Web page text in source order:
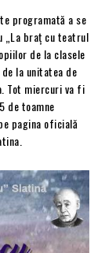
programată a se
„La braț cu teatrul
de la clasele
la unitatea de
Tot miercuri va fi
de toamne
pagina oficială